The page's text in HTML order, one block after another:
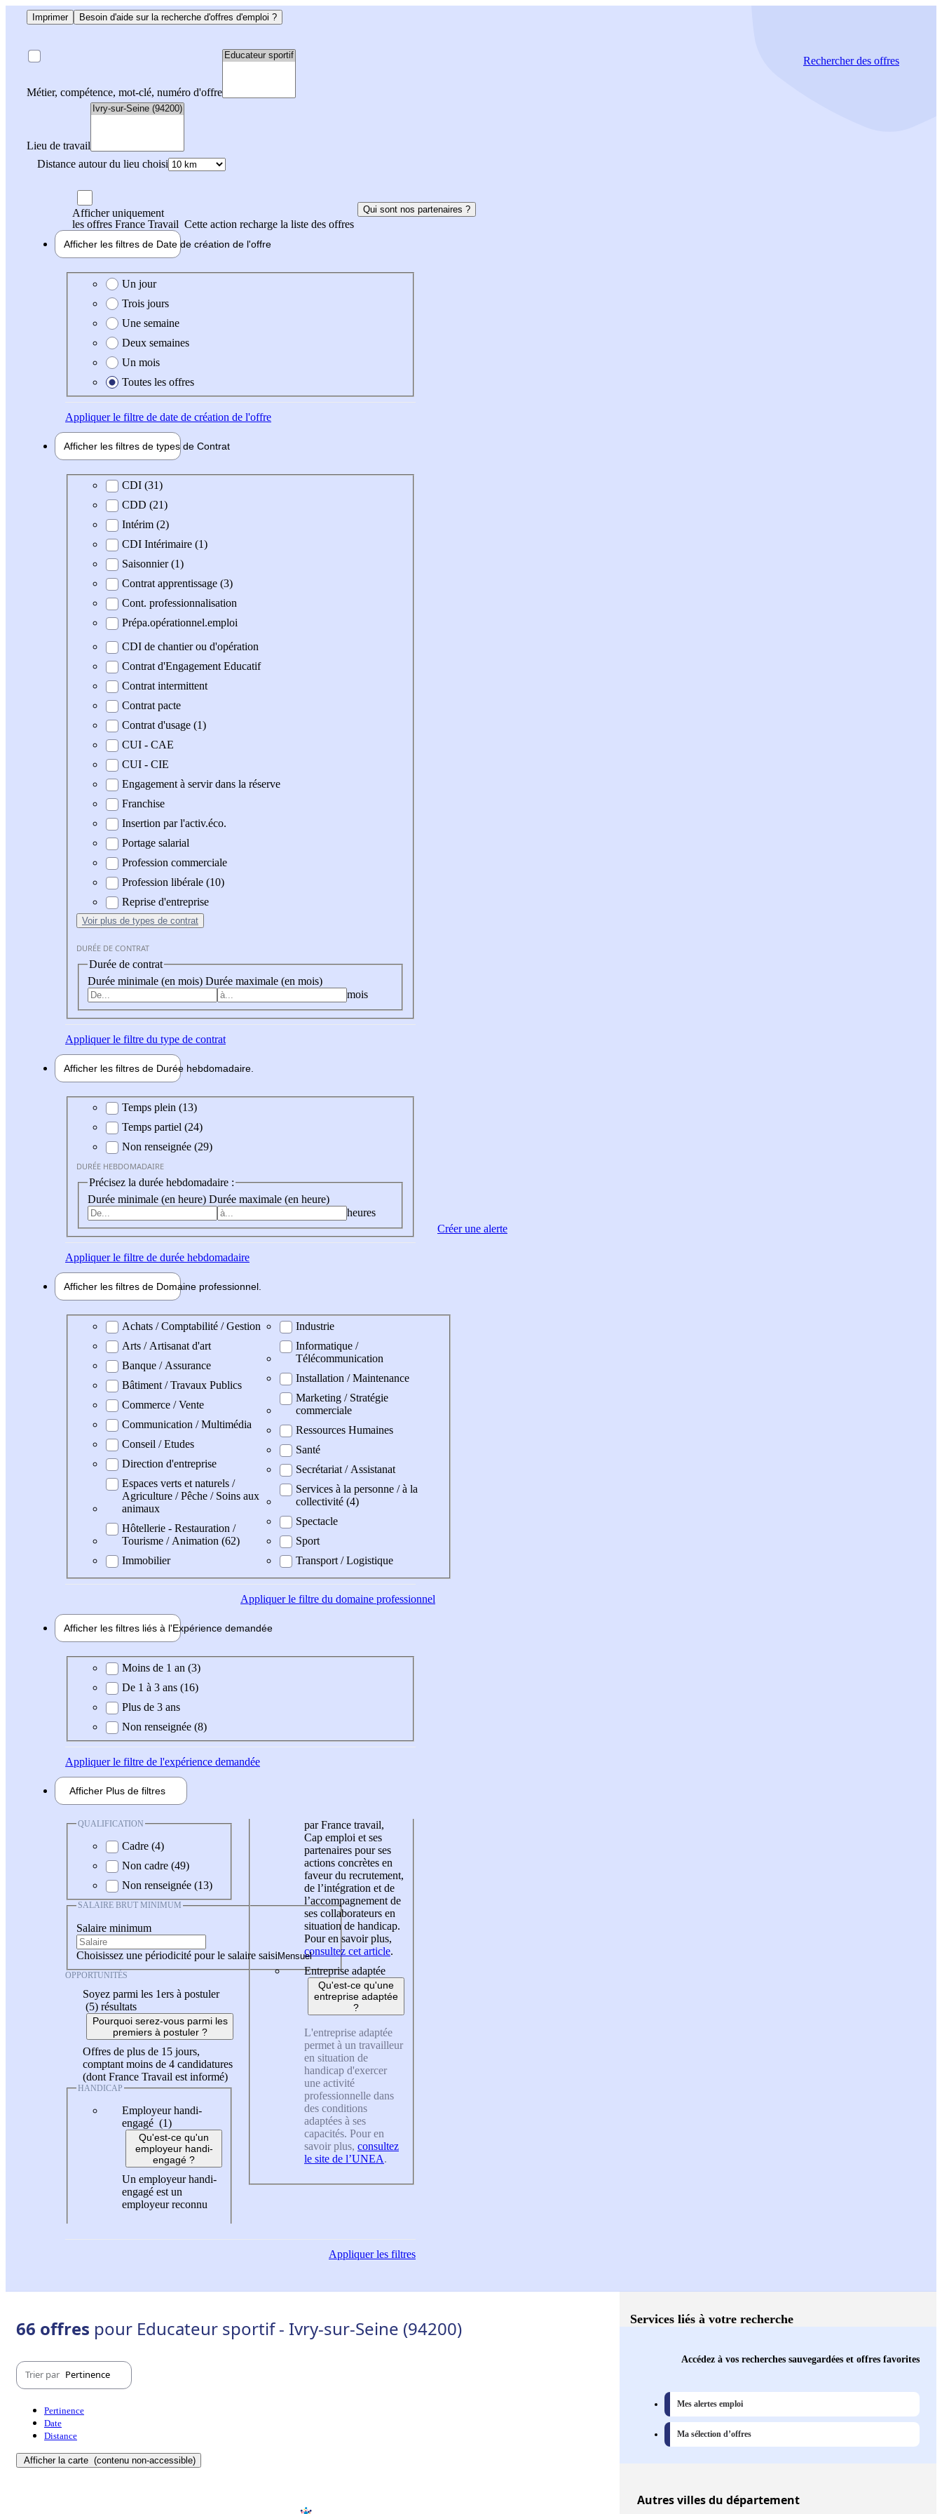
Imprimer Besoin d'aide sur la recherche d'offres d'emploi ?
Métier, compétence, mot-clé, numéro d'offre
Lieu de travail
Distance autour du lieu choisi
Rechercherdes offres
Afficher uniquement
les offres France Travail Cette action recharge la liste des offres
Qui sont nos partenaires ?
Afficher les filtres de Date de création de l'offre
Date de création de l'offre
Un jour
Trois jours
Une semaine
Deux semaines
Un mois
Toutes les offres
Appliquerle filtre de date de création de l'offre
Afficher les filtres de types de Contrat
Type de contratCDI (31)
CDD (21)
Intérim (2)
CDI Intérimaire (1)
Saisonnier (1)
Contrat apprentissage (3)
Cont. professionnalisation
Prépa.opérationnel.emploi
CDI de chantier ou d'opération
Contrat d'Engagement Educatif
Contrat intermittent
Contrat pacte
Contrat d'usage (1)
CUI - CAE
CUI - CIE
Engagement à servir dans la réserve
Franchise
Insertion par l'activ.éco.
Portage salarial
Profession commerciale
Profession libérale (10)
Reprise d'entreprise
Voir plus de types de contrat
DURÉE DE CONTRAT
Durée de contrat
Durée minimale (en mois) Durée maximale (en mois)
mois
Appliquerle filtre du type de contrat
Afficher les filtres de Durée hebdomadaire
Durée hebdomadaire
Temps plein (13)
Temps partiel (24)
Non renseignée (29)
DURÉE HEBDOMADAIRE
Précisez la durée hebdomadaire :
Durée minimale (en heure) Durée maximale (en heure)
heures
Appliquerle filtre de durée hebdomadaire
Afficher les filtres de Domaine professionnel
Domaine professionel
Achats / Comptabilité / Gestion
Arts / Artisanat d'art
Banque / Assurance
Bâtiment / Travaux Publics
Commerce / Vente
Communication / Multimédia
Conseil / Etudes
Direction d'entreprise
Espaces verts et naturels /
Agriculture / Pêche / Soins aux
animaux
Hôtellerie - Restauration /
Tourisme / Animation (62)
Immobilier
Industrie
Informatique /
Télécommunication
Installation / Maintenance
Marketing / Stratégie
commerciale
Ressources Humaines
Santé
Secrétariat / Assistanat
Services à la personne / à la
collectivité (4)
Spectacle
Sport
Transport / Logistique
Appliquerle filtre du domaine professionnel
Afficher les filtres liés à l'Expérience demandée
Expérience demandée
Moins de 1 an (3)
De 1 à 3 ans (16)
Plus de 3 ans
Non renseignée (8)
Appliquerle filtre de l'expérience demandée
Afficher Plus de filtres
QUALIFICATION
Cadre (4)
Non cadre (49)
Non renseignée (13)
SALAIRE BRUT MINIMUM
Salaire minimum
Choisissez une périodicité pour le salaire saisi
OPPORTUNITÉS
Soyez parmi les 1ers à postuler
(5) résultats
Pourquoi serez-vous parmi les
premiers à postuler ?
Offres de plus de 15 jours,
comptant moins de 4 candidatures
(dont France Travail est informé)
HANDICAP
Employeur handi-
engagé (1)
Qu'est-ce qu'un
employeur handi-
engagé ?
Un employeur handi-
engagé est un
employeur reconnu
par France travail,
Cap emploi et ses
partenaires pour ses
actions concrètes en
faveur du recrutement,
de l’intégration et de
l’accompagnement de
ses collaborateurs en
situation de handicap.
Pour en savoir plus,
consultez cet article.
Entreprise adaptée
Qu'est-ce qu'une
entreprise adaptée
?
L'entreprise adaptée
permet à un travailleur
en situation de
handicap d'exercer
une activité
professionnelle dans
des conditions
adaptées à ses
capacités. Pour en
savoir plus, consultez
le site de l’UNEA.
Appliquerles filtres
Créer une alerte
66 offres pour Educateur sportif - Ivry-sur-Seine (94200)
Trier par Pertinence
Pertinence
Date
Distance
Afficher la carte (contenu non-accessible)
Services liés à votre recherche
Accédez à vos recherches sauvegardées et offres favorites
Mes alertes emploi
Ma sélection d’offres
Autresvillesdu département